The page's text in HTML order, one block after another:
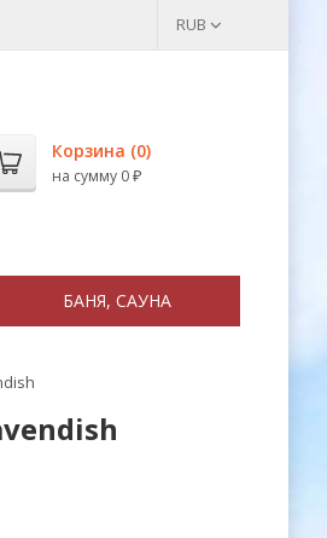
RUB
Корзина (0)
на сумму 0 ₽
БАНЯ, САУНА